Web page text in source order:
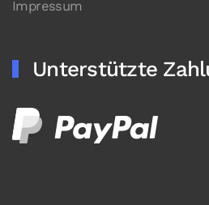
Impressum
Unterstützte